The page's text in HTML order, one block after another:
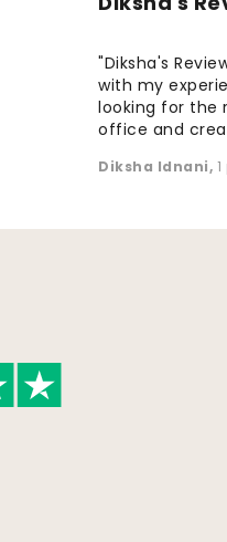
"Diksha's
with my
looking for the
office and
Diksha Idnani,